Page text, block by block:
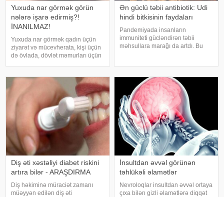
Yuxuda nar görmək görün
nələrə işarə edirmiş?!
İNANILMAZ!
Yuxuda nar görmək qadın üçün
ziyarət və mücevherata, kişi üçün
də övlada, dövlət məmurları üçün
bərəkətinə, tacir üçün çox quru,
xalq üçün yaxşı bir idarəy
Ən güclü təbii antibiotik: Udi
hindi bitkisinin faydaları
Pandemiyada insanların
immuniteti gücləndirən təbii
məhsullara marağı da artdı. Bu
hindi bitkisi nədir?. xəbər verir ki,
Diş əti xəstəliyi diabet riskini
artıra bilər - ARAŞDIRMA
Diş həkiminə müraciət zamanı
müəyyən edilən diş əti
İnsultdan əvvəl görünən
təhlükəli əlamətlər
Nevroloqlar insultdan əvvəl ortaya
çıxa bilən gizli əlamətlərə diqqət